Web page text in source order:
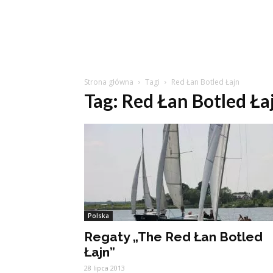
Strona główna Tagi Red Łan Botled Łajn
Tag: Red Łan Botled
Polska
Regaty „The Red Łan Botled
Łajn”
28 lipca 2013